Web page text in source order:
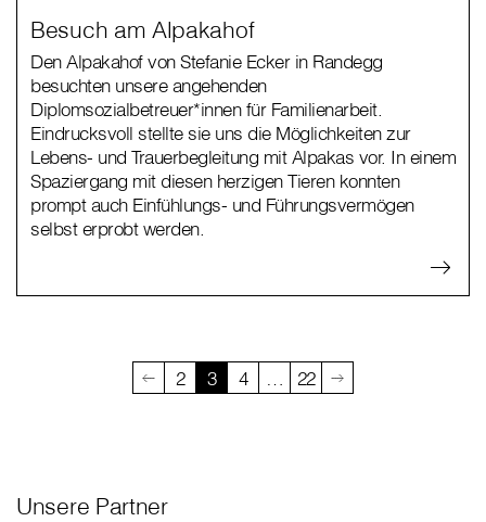
Besuch am Alpakahof
Den Alpakahof von Stefanie Ecker in Randegg
besuchten unsere angehenden
Diplomsozialbetreuer*innen für Familienarbeit.
Eindrucksvoll stellte sie uns die Möglichkeiten zur
Lebens- und Trauerbegleitung mit Alpakas vor. In einem
Spaziergang mit diesen herzigen Tieren konnten
prompt auch Einfühlungs- und Führungsvermögen
selbst erprobt werden.
2 3 4 … 22
Unsere Partner